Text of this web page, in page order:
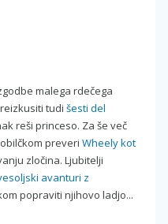
malega rdečega
tudi šesti del
reši princeso. Za še več
preveri Wheely kot
zločina. Ljubitelji
avanturi z
popraviti njihovo ladjo...